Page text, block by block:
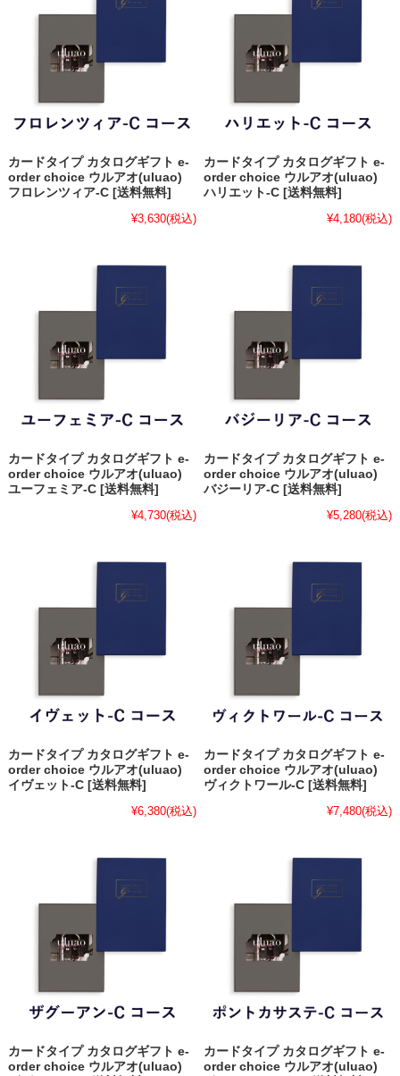
カードタイプ カタログギフト e-
order choice ウルアオ(uluao)
フロレンツィア-C [送料無料]
¥3,630(税込)
カードタイプ カタログギフト e-
order choice ウルアオ(uluao)
ハリエット-C [送料無料]
¥4,180(税込)
カードタイプ カタログギフト e-
order choice ウルアオ(uluao)
ユーフェミア-C [送料無料]
¥4,730(税込)
カードタイプ カタログギフト e-
order choice ウルアオ(uluao)
バジーリア-C [送料無料]
¥5,280(税込)
カードタイプ カタログギフト e-
order choice ウルアオ(uluao)
イヴェット-C [送料無料]
¥6,380(税込)
カードタイプ カタログギフト e-
order choice ウルアオ(uluao)
ヴィクトワール-C [送料無料]
¥7,480(税込)
カードタイプ カタログギフト e-
order choice ウルアオ(uluao)
カードタイプ カタログギフト e-
order choice ウルアオ(uluao)